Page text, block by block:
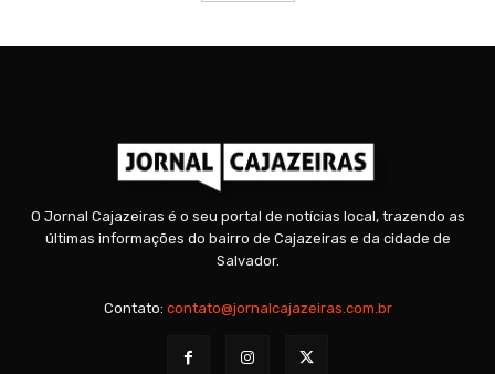
O Jornal Cajazeiras é o seu portal de notícias local, trazendo as
últimas informações do bairro de Cajazeiras e da cidade de
Salvador.
Contato: contato@jornalcajazeiras.com.br